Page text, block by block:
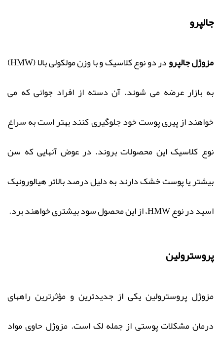
جالپرو
مزوژل جالپرو
در دو نوع کلاسیک و با وزن مولکولی بالا (HMW)
به بازار عرضه می شوند. آن دسته از افراد جوانی که می
خواهند از پیری پوست خود جلوگیری کنند بهتر است به سراغ
نوع کلاسیک این محصولات بروند. در عوض آنهایی که سن
بیشتر یا پوست خشک دارند به دلیل درصد بالاتر هیالورونیک
اسید در نوع HMW، از این محصول سود بیشتری خواهند برد.
پروسترولین
مزوژل پروسترولین یکی از جدیدترین و مؤثرترین راههای
درمان مشکلات پوستی از جمله لک است. مزوژل حاوی مواد